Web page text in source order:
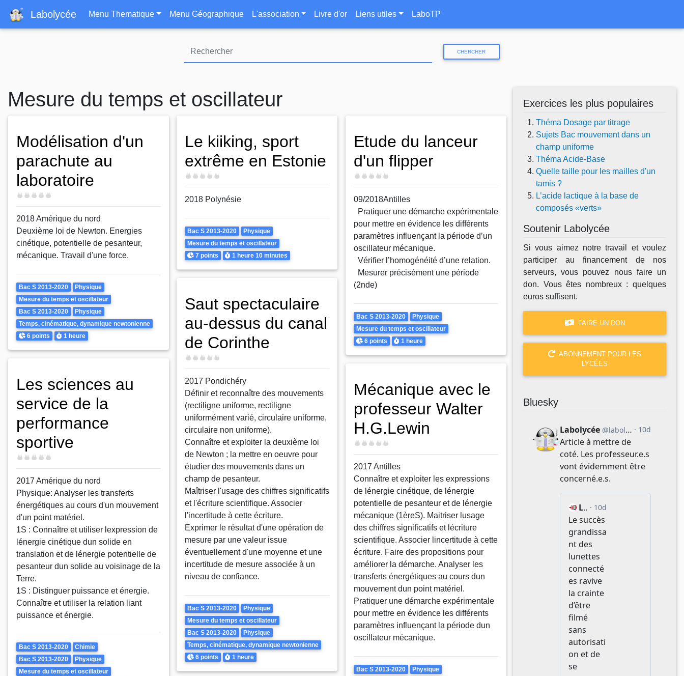
au
contenu
Labolycée Navigation principale
Menu Thematique Menu Géographique L'association Livre d'or Liens utiles LaboTP
CHERCHER
Mesure du temps et oscillateur
Modélisation d'un
parachute au
laboratoire
Difficulté
2018 Amérique du nord
Deuxième loi de Newton. Energies
cinétique, potentielle de pesanteur,
mécanique. Travail d'une force.
Theme
Bac S 2013-2020
Physique
Mesure du temps et oscillateur
Bac S 2013-2020
Physique
Temps, cinématique, dynamique newtonienne
Points
6 points Durée
1 heure
Le kiiking, sport
extrême en Estonie
Difficulté
2018 Polynésie
Theme
Bac S 2013-2020
Physique
Mesure du temps et oscillateur
Points
7 points Durée
1 heure10 minutes
Etude du lanceur
d'un flipper
Difficulté
09/2018Antilles
Pratiquer une démarche expérimentale
pour mettre en évidence les différents
paramètres influençant la période d’un
oscillateur mécanique.
Vérifier l’homogénéité d’une relation.
Mesurer précisément une période
(2nde)
Theme
Bac S 2013-2020
Physique
Mesure du temps et oscillateur
Points
6 points Durée
1 heure
Saut spectaculaire
au-dessus du canal
de Corinthe
Difficulté
2017 Pondichéry
Définir et reconnaître des mouvements
(rectiligne uniforme, rectiligne
uniformément varié, circulaire uniforme,
circulaire non uniforme).
Connaître et exploiter la deuxième loi
de Newton ; la mettre en oeuvre pour
étudier des mouvements dans un
champ de pesanteur.
Maîtriser l'usage des chiffres significatifs
et l'écriture scientifique. Associer
l'incertitude à cette écriture.
Exprimer le résultat d'une opération de
mesure par une valeur issue
éventuellement d'une moyenne et une
incertitude de mesure associée à un
niveau de confiance.
Theme
Bac S 2013-2020
Physique
Mesure du temps et oscillateur
Bac S 2013-2020
Physique
Temps, cinématique, dynamique newtonienne
Points
6 points Durée
1 heure
Les sciences au
service de la
performance
sportive
Difficulté
2017 Amérique du nord
Physique: Analyser les transferts
énergétiques au cours d'un mouvement
d'un point matériel.
1S : Connaître et utiliser lexpression de
lénergie cinétique dun solide en
translation et de lénergie potentielle de
pesanteur dun solide au voisinage de la
Terre.
1S : Distinguer puissance et énergie.
Connaître et utiliser la relation liant
puissance et énergie.
Theme
Bac S 2013-2020
Chimie
Bac S 2013-2020
Physique
Mesure du temps et oscillateur
Mécanique avec le
professeur Walter
H.G.Lewin
Difficulté
2017 Antilles
Connaître et exploiter les expressions
de lénergie cinétique, de lénergie
potentielle de pesanteur et de lénergie
mécanique (1èreS). Maitriser lusage
des chiffres significatifs et lécriture
scientifique. Associer lincertitude à cette
écriture. Faire des propositions pour
améliorer la démarche. Analyser les
transferts énergétiques au cours dun
mouvement dun point matériel.
Pratiquer une démarche expérimentale
pour mettre en évidence les différents
paramètres influençant la période dun
oscillateur mécanique.
Theme
Bac S 2013-2020
Physique
Exercices les plus populaires
Théma Dosage par titrage
Sujets Bac mouvement dans un
champ uniforme
Théma Acide-Base
Quelle taille pour les mailles d'un
tamis ?
L’acide lactique à la base de
composés «verts»
Soutenir Labolycée
Si vous aimez notre travail et voulez
participer au financement de nos
serveurs, vous pouvez nous faire un
don. Vous êtes nombreux : quelques
euros suffisent.
FAIRE UN DON
ABONNEMENT POUR LES
LYCÉES
Bluesky